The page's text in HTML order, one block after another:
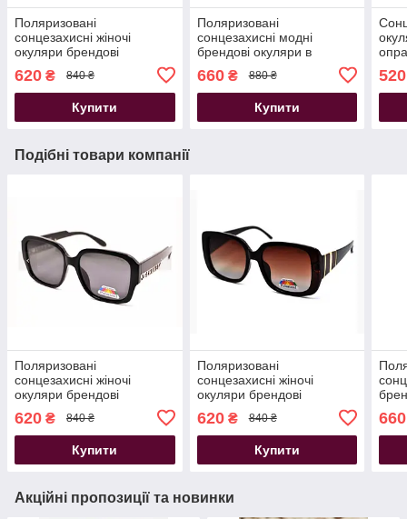
Поляризовані
сонцезахисні жіночі
окуляри брендові
оправа чорні
620 ₴ 840 ₴
Купити
Поляризовані
сонцезахисні модні
брендові окуляри в
квадратна оправа чорні
660₴ 880 ₴
Купити
520
Подібні товари компанії
Поляризовані
сонцезахисні жіночі
окуляри брендові
оправа чорні
620 ₴ 840 ₴
Купити
Поляризовані
сонцезахисні жіночі
окуляри брендові
оправа коричневі
620₴ 840 ₴
Купити
660
Акційні пропозиції та новинки